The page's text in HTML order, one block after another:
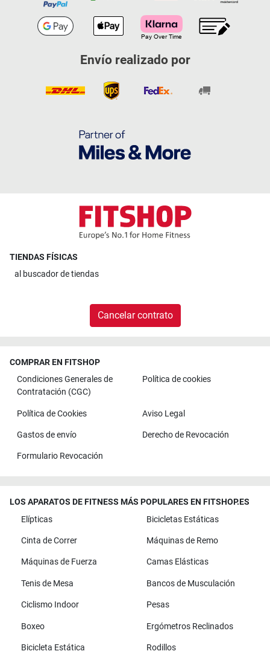
Envío realizado por
TIENDAS FÍSICAS
al buscador de tiendas
Cancelar contrato
COMPRAR EN FITSHOP
Condiciones Generales de
Contratación (CGC)
Política de cookies
Política de Cookies Aviso Legal
Gastos de envío Derecho de Revocación
Formulario Revocación
LOS APARATOS DE FITNESS MÁS POPULARES EN FITSHOP.ES
Elípticas
Bicicletas Estáticas
Cinta de Correr Máquinas de Remo
Máquinas de Fuerza Camas Elásticas
Tenis de Mesa Bancos de Musculación
Ciclismo Indoor Pesas
Boxeo Ergómetros Reclinados
Bicicleta Estática Rodillos